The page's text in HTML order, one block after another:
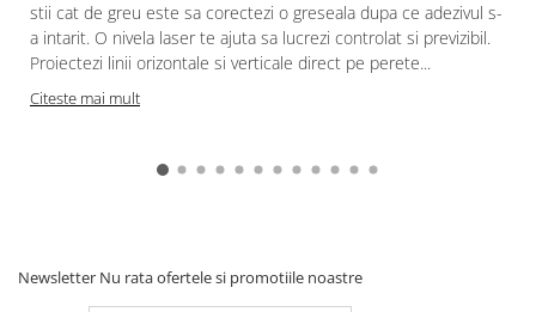
stii cat de greu este sa corectezi o greseala dupa ce adezivul s-
a intarit. O nivela laser te ajuta sa lucrezi controlat si previzibil.
Proiectezi linii orizontale si verticale direct pe perete...
Citeste mai mult
Newsletter Nu rata ofertele si promotiile noastre